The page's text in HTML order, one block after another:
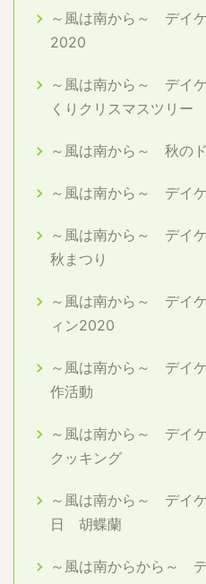
～風は南から～ デイ
2020
～風は南から～ デイ
くりクリスマスツリー
～風は南から～ 秋の
～風は南から～ デイ
～風は南から～ デイ
秋まつり
～風は南から～ デイ
ィン2020
～風は南から～ デイ
作活動
～風は南から～ デイ
クッキング
～風は南から～ デイ
日 胡蝶蘭
～風は南からから～